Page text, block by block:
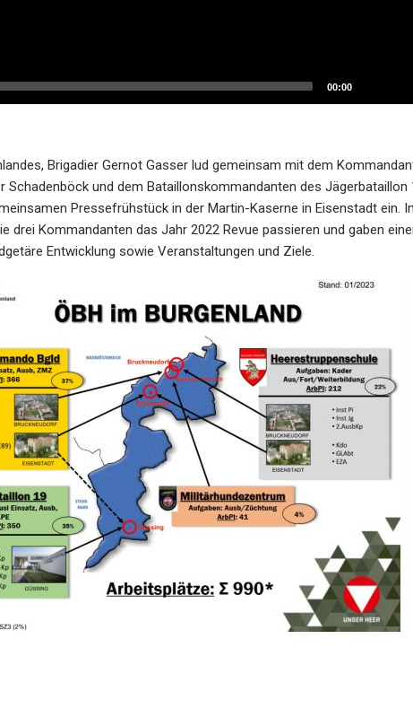
00:00
Brigadier Gernot Gasser lud gemeinsam mit dem
Schadenböck und dem Bataillonskommandanten des Jägerbataillon
Pressefrühstück in der Martin-Kaserne in Eisenstadt ein.
drei Kommandanten das Jahr 2022 Revue passieren und gaben
Entwicklung sowie Veranstaltungen und Ziele.